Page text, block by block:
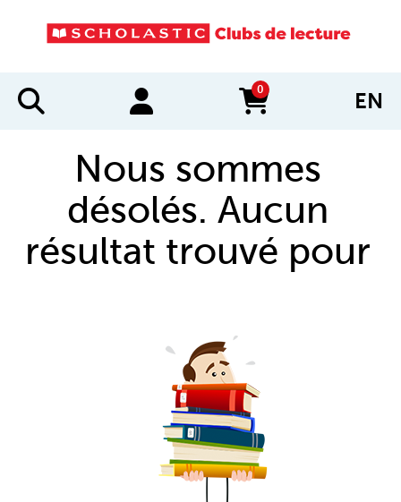
0
items in cart EN
Nous sommes
désolés. Aucun
résultat trouvé pour